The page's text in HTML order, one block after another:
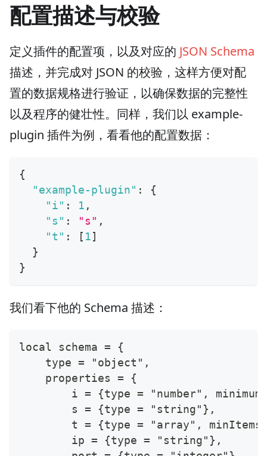
配置描述与校验
定义插件的配置项，以及对应的 JSON Schema
描述，并完成对 JSON 的校验，这样方便对配
置的数据规格进行验证，以确保数据的完整性
以及程序的健壮性。同样，我们以 example-
plugin 插件为例，看看他的配置数据：
{
"example-plugin" :
{
"i" : 1 ,
"s" : "s" ,
"t" : [ 1]
}
}
我们看下他的 Schema 描述：
local schema = {
    type = "object",
    properties = {
i = {type = "number", minimum
        s = {type = "string"},
t = {type = "array", minItems
        ip = {type = "string"},